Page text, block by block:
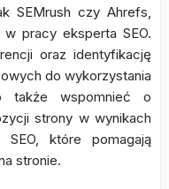
SEMrush czy Ahrefs,
pracy eksperta SEO.
oraz identyfikację
do wykorzystania
także wspomnieć o
strony w wynikach
które pomagają
stronie.